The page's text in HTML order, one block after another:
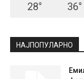
28° 36°
НАЈПОПУЛАРНО